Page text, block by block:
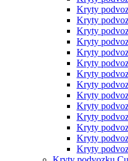
Kryty
Kryty
Kryty
Kryty
Kryty
Kryty
Kryty
Kryty
Kryty
Kryty
Kryty
Kryty
Kryty
Kryty